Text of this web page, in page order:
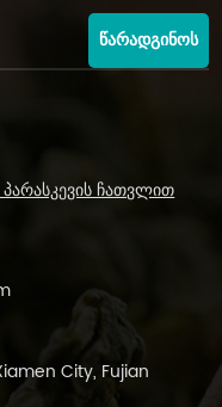
ᲬᲐᲠᲐᲓᲒᲘᲜᲝᲡ
ჩათვლით
City, Fujian